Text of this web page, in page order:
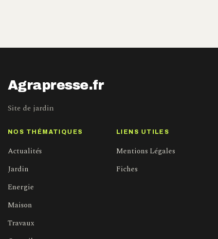
Agrapresse.fr
Site de jardin
NOS THÉMATIQUES
Actualités
Jardin
Energie
Maison
Travaux
LIENS UTILES
Mentions Légales
Fiches